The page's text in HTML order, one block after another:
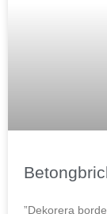
”Dekorera